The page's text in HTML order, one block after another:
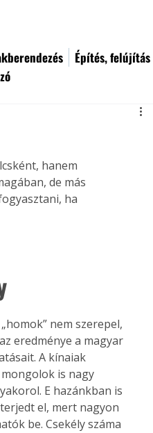
Építés, felújítás
hanem
de más
ha
nem szerepel,
eredménye a magyar
A kínaiak
is nagy
E hazánkban is
el, mert nagyon
be. Csekély száma